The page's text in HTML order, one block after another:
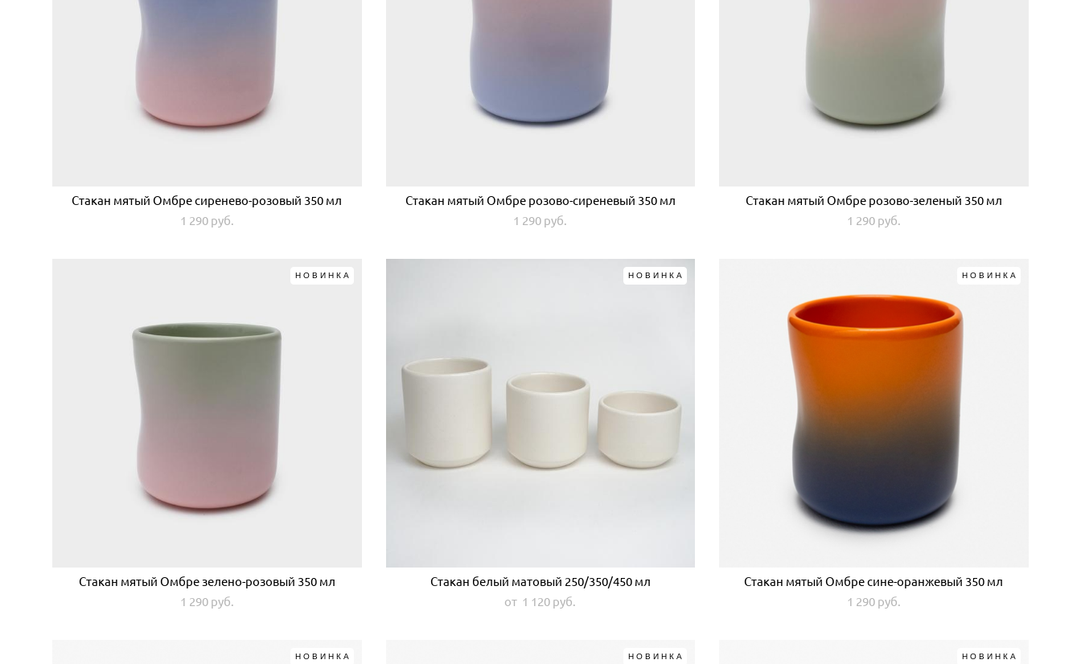
Стакан мятый Омбре сиренево-розовый 350 мл
1 290 pуб.
Стакан мятый Омбре розово-сиреневый 350 мл
1 290 pуб.
Стакан мятый Омбре розово-зеленый 350 мл
1 290 pуб.
НОВИНКА
Стакан мятый Омбре зелено-розовый 350 мл
1 290 pуб.
НОВИНКА
Стакан белый матовый 250/350/450 мл
от 1 120 pуб.
НОВИНКА
Стакан мятый Омбре сине-оранжевый 350 мл
1 290 pуб.
НОВИНКА НОВИНКА НОВИНКА